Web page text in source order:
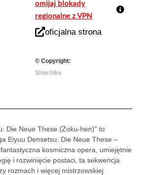
omijaj blokady
regionalne z VPN
oficjalna strona
© Copyright:
Shochiku
Die Neue These (Zoku-hen)” to
Eiyuu Densetsu: Die Neue These –
kosmiczna opera, umiejętnie
i rozwinięcie postaci, ta sekwencja
rozmach i więcej mistrzowskiej